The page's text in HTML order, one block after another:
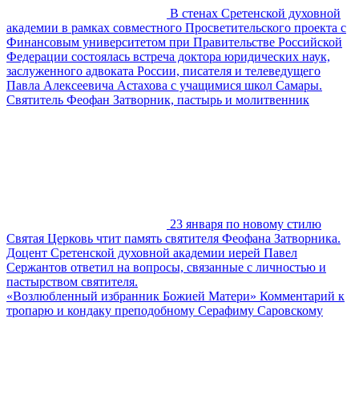
В стенах Сретенской духовной
академии в рамках совместного Просветительского проекта с
Финансовым университетом при Правительстве Российской
Федерации состоялась встреча доктора юридических наук,
заслуженного адвоката России, писателя и телеведущего
Павла Алексеевича Астахова с учащимися школ Самары.
Святитель Феофан Затворник, пастырь и молитвенник
23 января по новому стилю
Святая Церковь чтит память святителя Феофана Затворника.
Доцент Сретенской духовной академии иерей Павел
Сержантов ответил на вопросы, связанные с личностью и
пастырством святителя.
«Возлюбленный избранник Божией Матери» Комментарий к
тропарю и кондаку преподобному Серафиму Саровскому